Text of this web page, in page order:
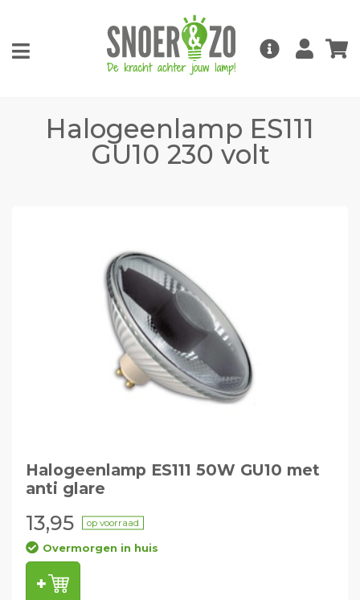
Halogeenlamp ES111
GU10 230 volt
Halogeenlamp ES111 50W GU10 met
anti glare
13,95 op voorraad
Overmorgen in huis